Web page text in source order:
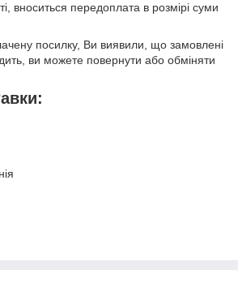
вноситься передоплата в розмірі суми
посилку, Ви виявили, що замовлені
ви можете повернути або обміняти